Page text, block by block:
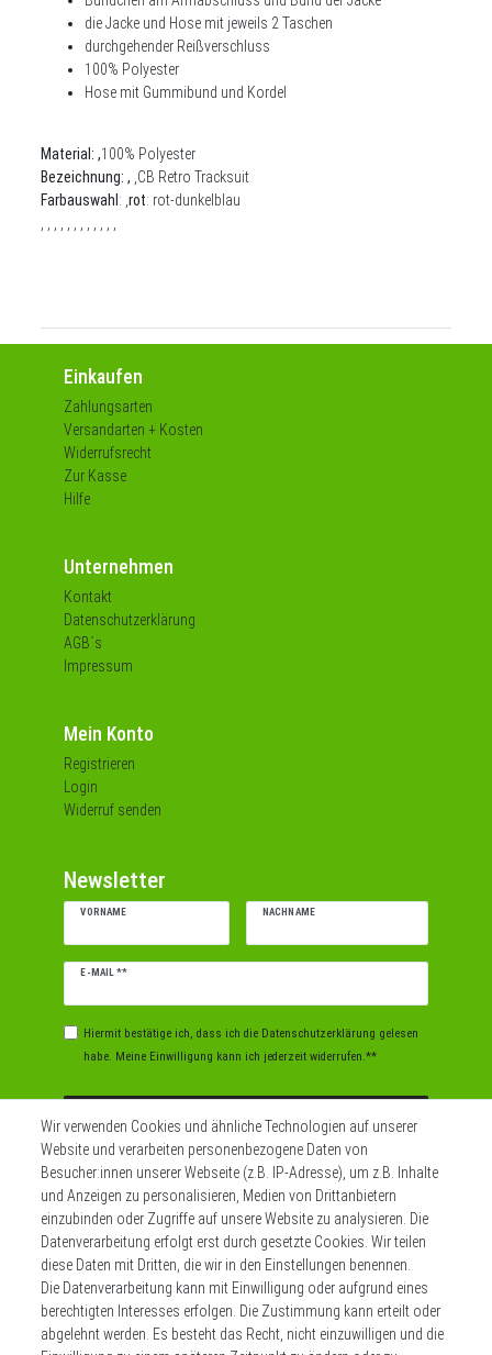
die Jacke und Hose mit jeweils 2 Taschen
durchgehender Reißverschluss
100% Polyester
Hose mit Gummibund und Kordel
Material: ,100% Polyester
Bezeichnung: , ,CB Retro Tracksuit
Farbauswahl : ,rot: rot-dunkelblau
Einkaufen
Zahlungsarten
Versandarten + Kosten
Widerrufsrecht
Zur Kasse
Hilfe
Unternehmen
Kontakt
Datenschutzerklärung
AGB´s
Impressum
Mein Konto
Registrieren
Login
Widerruf senden
Newsletter
VORNAME NACHNAME
E-MAIL **
Newsletter
Hiermit bestätige ich, dass ich die Daten­schutz­erklärung gelesen
habe. Meine Einwilligung kann ich jederzeit widerrufen.**
** Hierbei handelt es sich um ein Pflichtfeld.
Widerrufs­recht Impressum
Daten­schutz­erklärung AGB Kontakt
Wir verwenden Cookies und ähnliche Technologien auf unserer
Website und verarbeiten personenbezogene Daten von
Besucher:innen unserer Webseite (z.B. IP-Adresse), um z.B. Inhalte
und Anzeigen zu personalisieren, Medien von Drittanbietern
einzubinden oder Zugriffe auf unsere Website zu analysieren. Die
Datenverarbeitung erfolgt erst durch gesetzte Cookies. Wir teilen
diese Daten mit Dritten, die wir in den Einstellungen benennen.
Die Datenverarbeitung kann mit Einwilligung oder aufgrund eines
berechtigten Interesses erfolgen. Die Zustimmung kann erteilt oder
abgelehnt werden. Es besteht das Recht, nicht einzuwilligen und die